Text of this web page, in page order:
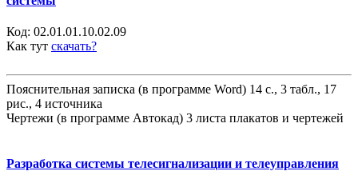
Код: 02.01.01.10.02.09
Как тут скачать?
Пояснительная записка (в программе Word) 14 с., 3 табл., 17
рис., 4 источника
Чертежи (в программе Автокад) 3 листа плакатов и чертежей
Разработка системы телесигнализации и телеуправления